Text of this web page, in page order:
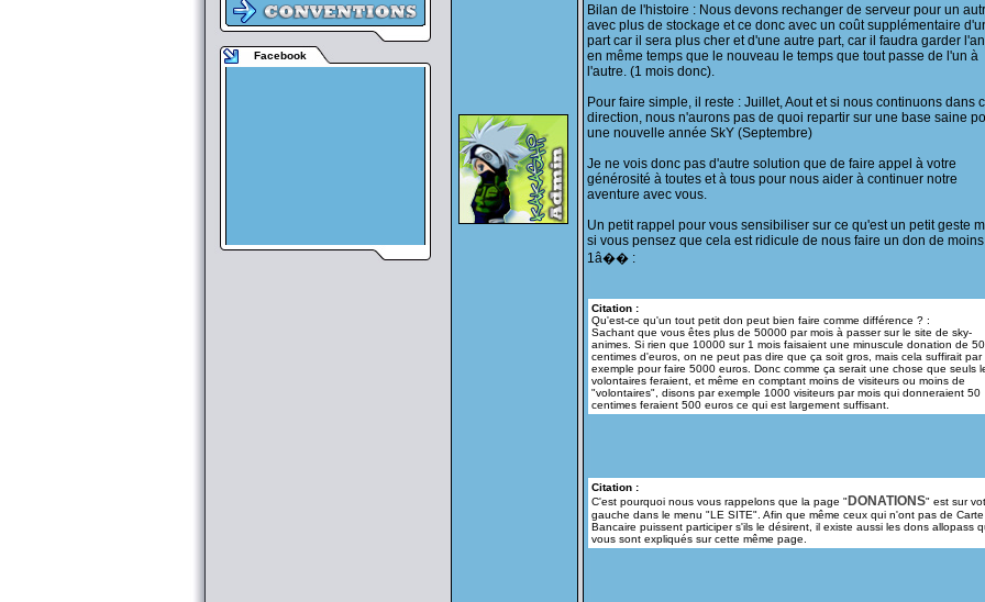
Facebook
Bilan de l'histoire : Nous devons rechanger de serveur pour un
avec plus de stockage et ce donc avec un coût supplémentaire
part car il sera plus cher et d'une autre part, car il faudra garder
en même temps que le nouveau le temps que tout passe de l'un à
l'autre. (1 mois donc).
Pour faire simple, il reste : Juillet, Aout et si nous continuons dans
direction, nous n'aurons pas de quoi repartir sur une base saine
une nouvelle année SkY (Septembre)
Je ne vois donc pas d'autre solution que de faire appel à votre
générosité à toutes et à tous pour nous aider à continuer notre
aventure avec vous.
Un petit rappel pour vous sensibiliser sur ce qu'est un petit geste
si vous pensez que cela est ridicule de nous faire un don de
1â�� :
Citation :
Qu'est-ce qu'un tout petit don peut bien faire comme différence ? :
Sachant que vous êtes plus de 50000 par mois à passer sur le site de sky-
animes. Si rien que 10000 sur 1 mois faisaient une minuscule donation de 50
centimes d'euros, on ne peut pas dire que ça soit gros, mais cela suffirait par
exemple pour faire 5000 euros. Donc comme ça serait une chose que seuls
volontaires feraient, et même en comptant moins de visiteurs ou moins de
"volontaires", disons par exemple 1000 visiteurs par mois qui donneraient 50
centimes feraient 500 euros ce qui est largement suffisant.
Citation :
C'est pourquoi nous vous rappelons que la page "DONATIONS" est sur
gauche dans le menu "LE SITE". Afin que même ceux qui n'ont pas de Carte
Bancaire puissent participer s'ils le désirent, il existe aussi les dons allopass
vous sont expliqués sur cette même page.